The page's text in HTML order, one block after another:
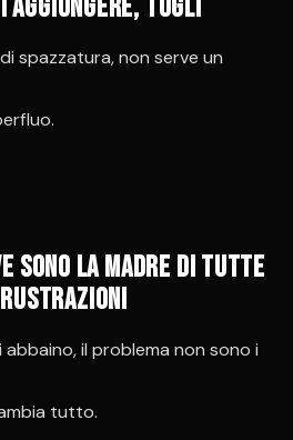
aggiungere, togli
spazzatura, non serve un
sono la madre di tutte
il problema non sono i
tutto.